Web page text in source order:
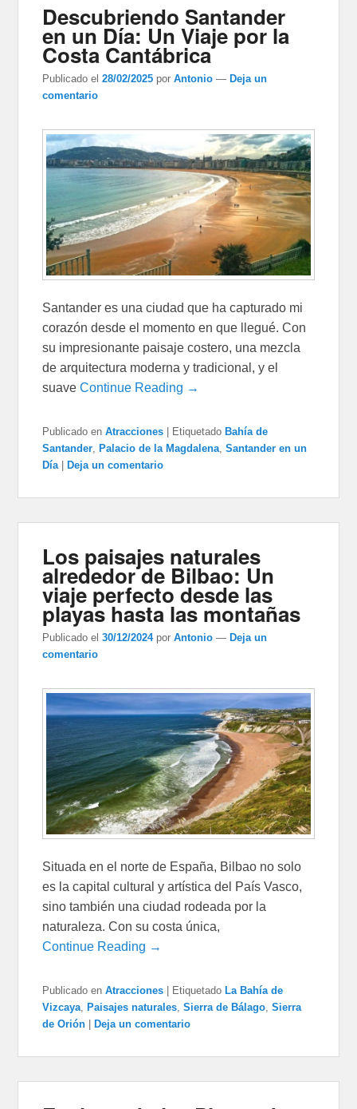
Descubriendo Santander
en un Día: Un Viaje por la
Costa Cantábrica
Publicado el 28/02/2025 porAntonio — Deja un
comentario
Santander es una ciudad que ha capturado mi
corazón desde el momento en que llegué. Con
su impresionante paisaje costero, una mezcla
de arquitectura moderna y tradicional, y el
suaveContinue Reading →
Publicado en Atracciones | Etiquetado Bahía de
Santander ,Palacio de la Magdalena ,Santander en un
Día |Deja un comentario
Los paisajes naturales
alrededor de Bilbao: Un
viaje perfecto desde las
playas hasta las montañas
Publicado el 30/12/2024 porAntonio — Deja un
comentario
Situada en el norte de España, Bilbao no solo
es la capital cultural y artística del País Vasco,
sino también una ciudad rodeada por la
naturaleza. Con su costa única,
Continue Reading →
Publicado en Atracciones Etiquetado La Bahía de
Vizcaya
Paisajes naturales ,Sierra de Bálago ,Sierra
de Orión
Deja un comentario